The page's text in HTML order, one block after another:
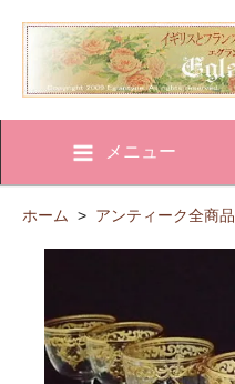
メニュー
ホーム > アンティーク全商品